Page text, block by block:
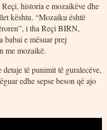
historia e mozaikëve dhe
kështu. “Mozaiku është
i tha Reçi BIRN,
babai e mësuar prej
me mozaikë.
të punimit të guralecëve,
edhe sepse beson që ajo